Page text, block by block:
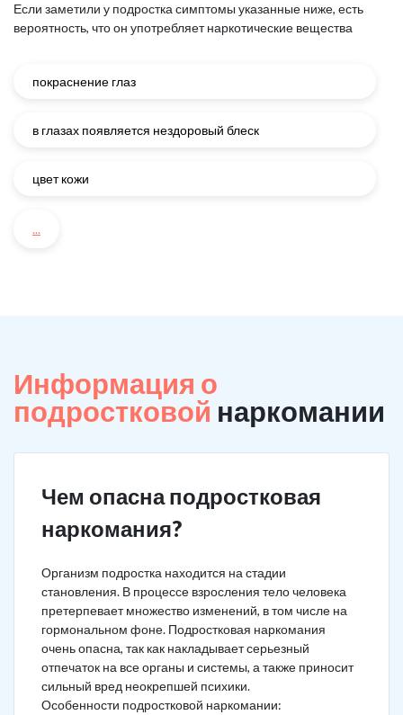
Если заметили у подростка симптомы указанные ниже, есть
вероятность, что он употребляет наркотические вещества
покраснение глаз
в глазах появляется нездоровый блеск
цвет кожи
...
Информация о
подростковой наркомании
Чем опасна подростковая
наркомания?
Организм подростка находится на стадии
становления. В процессе взросления тело человека
претерпевает множество изменений, в том числе на
гормональном фоне. Подростковая наркомания
очень опасна, так как накладывает серьезный
отпечаток на все органы и системы, а также приносит
сильный вред неокрепшей психики.
Особенности подростковой наркомании: